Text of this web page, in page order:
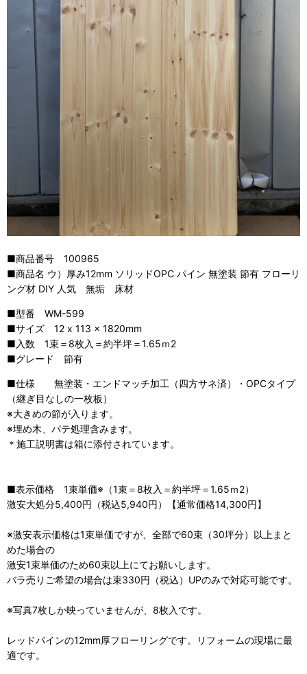
■商品番号 100965
■商品名 ウ）厚み12mm ソリッドOPC パイン 無塗装 節有 フローリ
ング材 DIY 人気 無垢 床材
■型番 WM-599
■サイズ 12 x 113 x 1820mm
■入数 1束＝8枚入＝約半坪＝1.65ｍ2
■グレード 節有
■仕様 無塗装・エンドマッチ加工（四方サネ済）・OPCタイプ
（継ぎ目なしの一枚板）
※大きめの節が入ります。
※埋め木、パテ処理含みます。
＊施工説明書は箱に添付されています。
■表示価格 1束単価※（1束＝8枚入＝約半坪＝1.65ｍ2）
激安大処分5,400円（税込5,940円）【通常価格14,300円】
※激安表示価格は1束単価ですが、全部で60束（30坪分）以上まと
めた場合の
激安1束単価のため60束以上にてお願いします。
バラ売りご希望の場合は束330円（税込）UPのみで対応可能です。
※写真7枚しか映っていませんが、8枚入です。
レッドパインの12mm厚フローリングです。リフォームの現場に最
適です。